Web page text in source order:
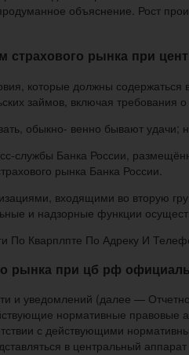
объяснение. Рост
страхового рынка при
которые должны
займов, включая
обыкно- венно бывают удачи;
службы Банка России,
рынка Банка России.
входящими во вторую
и надзорные функции
По Кварплпте По Адреку И
рынка при цб рф
и уведомлений (далее —
нормативные
с действующими
в центральный